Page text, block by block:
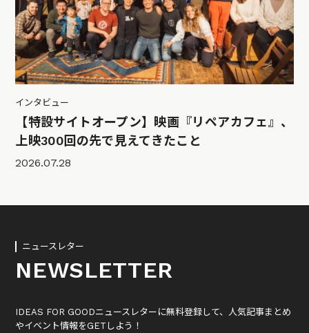
インタビュー
【特設サイトオープン】映画『リペアカフェ』、
上映300回の先で見えてきたこと
2026.07.28
ニュースレター
NEWSLETTER
IDEAS FOR GOODニュースレターに無料登録して、人気記事まとめ
やイベント情報をGETしよう！